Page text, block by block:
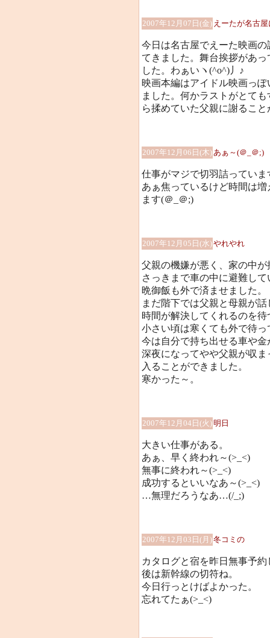
2007年12月07日(金) えーたが名古
今日は名古屋でえーた映画
てきました。舞台挨拶があ
した。わぁいヽ(^o^)丿♪
映画本編はアイドル映画っ
ました。何かラストがとて
ら揉めていた父親に謝るこ
2007年12月06日(木)あぁ～(＠_＠;)
仕事がマジで切羽詰っていま
あぁ焦っているけど時間は
ます(＠_＠;)
2007年12月05日(水)やれやれ
父親の機嫌が悪く、家の中
さっきまで車の中に避難して
晩御飯も外で済ませました。
まだ階下では父親と母親が
時間が解決してくれるのを
小さい頃は寒くても外で待
今は自分で持ち出せる車や
深夜になってやや父親が収
入ることができました。
寒かった～。
2007年12月04日(火)明日
大きい仕事がある。
あぁ、早く終われ～(>_<)
無事に終われ～(>_<)
成功するといいなあ～(>_<)
…無理だろうなあ…(/_;)
2007年12月03日(月)冬コミの
カタログと宿を昨日無事予約
後は新幹線の切符ね。
今日行っとけばよかった。
忘れてたぁ(>_<)